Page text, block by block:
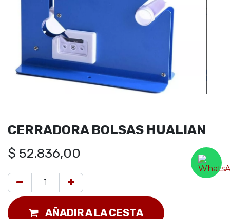
CERRADORA BOLSAS HUALIAN
$ 52.836,00
AÑADIR A LA CESTA